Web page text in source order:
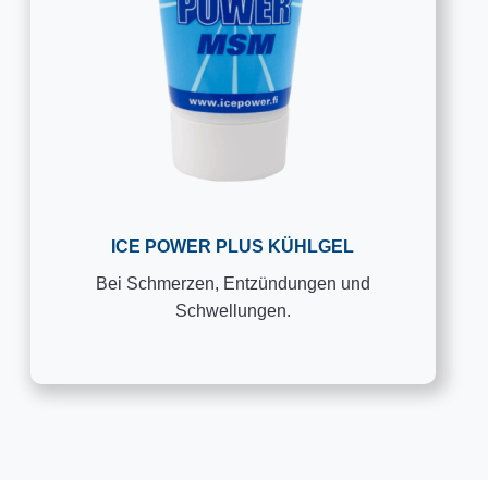
ICE POWER PLUS KÜHLGEL
Bei Schmerzen, Entzündungen und
Schwellungen.